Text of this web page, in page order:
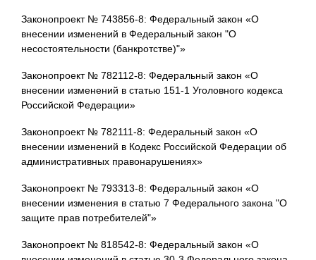
Законопроект № 743856-8: Федеральный закон «О
внесении изменений в Федеральный закон "О
несостоятельности (банкротстве)"»
Законопроект № 782112-8: Федеральный закон «О
внесении изменений в статью 151-1 Уголовного кодекса
Российской Федерации»
Законопроект № 782111-8: Федеральный закон «О
внесении изменений в Кодекс Российской Федерации об
административных правонарушениях»
Законопроект № 793313-8: Федеральный закон «О
внесении изменения в статью 7 Федерального закона "О
защите прав потребителей"»
Законопроект № 818542-8: Федеральный закон «О